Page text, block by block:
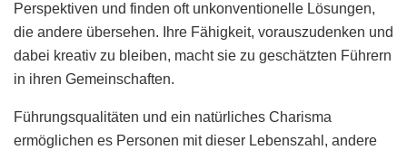
Perspektiven und finden oft unkonventionelle Lösungen,
die andere übersehen. Ihre Fähigkeit, vorauszudenken und
dabei kreativ zu bleiben, macht sie zu geschätzten Führern
in ihren Gemeinschaften.
Führungsqualitäten und ein natürliches Charisma
ermöglichen es Personen mit dieser Lebenszahl, andere